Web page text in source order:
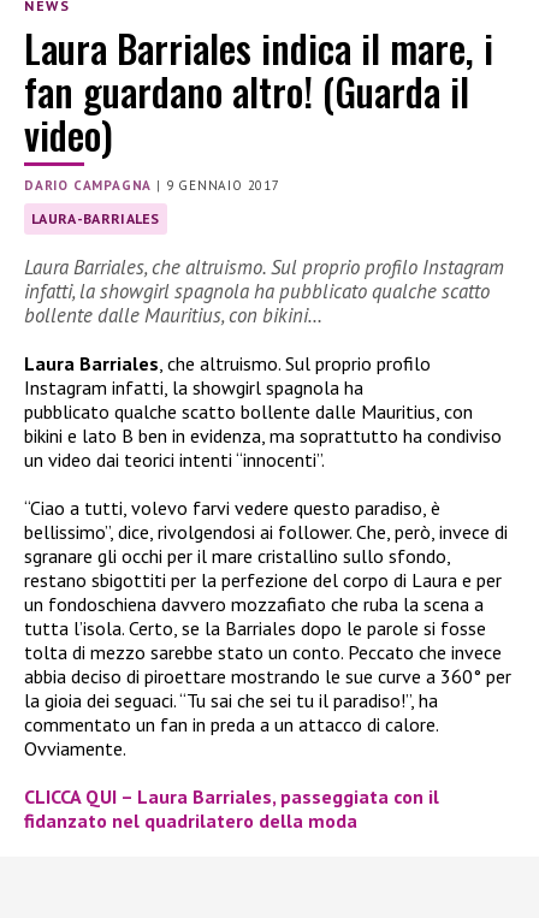
NEWS
Laura Barriales indica il mare, i
fan guardano altro! (Guarda il
video)
DARIO CAMPAGNA | 9 GENNAIO 2017
LAURA-BARRIALES
Laura Barriales, che altruismo. Sul proprio profilo Instagram
infatti, la showgirl spagnola ha pubblicato qualche scatto
bollente dalle Mauritius, con bikini…
Laura Barriales , che altruismo. Sul proprio profilo
Instagram infatti, la showgirl spagnola ha
pubblicato qualche scatto bollente dalle Mauritius, con
bikini e lato B ben in evidenza, ma soprattutto ha condiviso
un video dai teorici intenti “innocenti”.
“Ciao a tutti, volevo farvi vedere questo paradiso, è
bellissimo”, dice, rivolgendosi ai follower. Che, però, invece di
sgranare gli occhi per il mare cristallino sullo sfondo,
restano sbigottiti per la perfezione del corpo di Laura e per
un fondoschiena davvero mozzafiato che ruba la scena a
tutta l’isola. Certo, se la Barriales dopo le parole si fosse
tolta di mezzo sarebbe stato un conto. Peccato che invece
abbia deciso di piroettare mostrando le sue curve a 360° per
la gioia dei seguaci. “Tu sai che sei tu il paradiso!”, ha
commentato un fan in preda a un attacco di calore.
Ovviamente.
CLICCA QUI – Laura Barriales, passeggiata con il
fidanzato nel quadrilatero della moda